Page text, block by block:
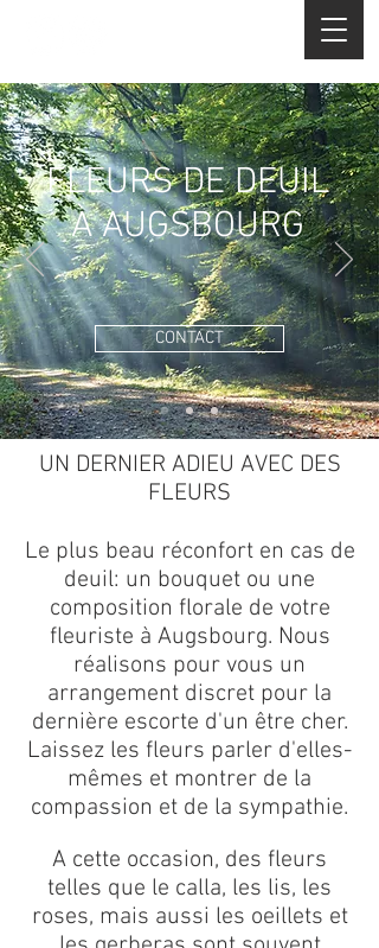
+49 82 14 540 968
FLEURS DE DEUIL
À AUGSBOURG
CONTACT
UN DERNIER ADIEU AVEC DES
FLEURS
Le plus beau réconfort en cas de
deuil: un bouquet ou une
composition florale de votre
fleuriste à Augsbourg. Nous
réalisons pour vous un
arrangement discret pour la
dernière escorte d'un être cher.
Laissez les fleurs parler d'elles-
mêmes et montrer de la
compassion et de la sympathie.
A cette occasion, des fleurs
telles que le calla, les lis, les
roses, mais aussi les oeillets et